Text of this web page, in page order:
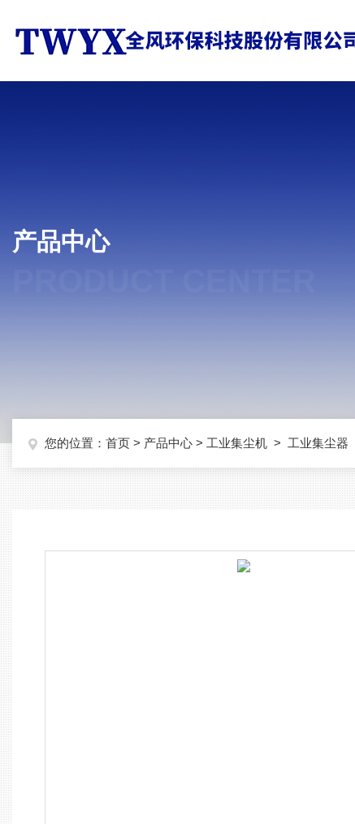
产品中心
您的位置： 首页 > 产品中心 > 工业集尘机 > 工业集尘器